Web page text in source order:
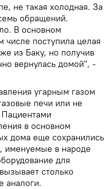
не такая холодная. За
обращений.
В основном
числе поступила целая
из Баку, но получив
вернулась домой", -
угарным газом
печи или не
в основном
дома еще сохранились
именуемые в народе
для
столько
аналоги.